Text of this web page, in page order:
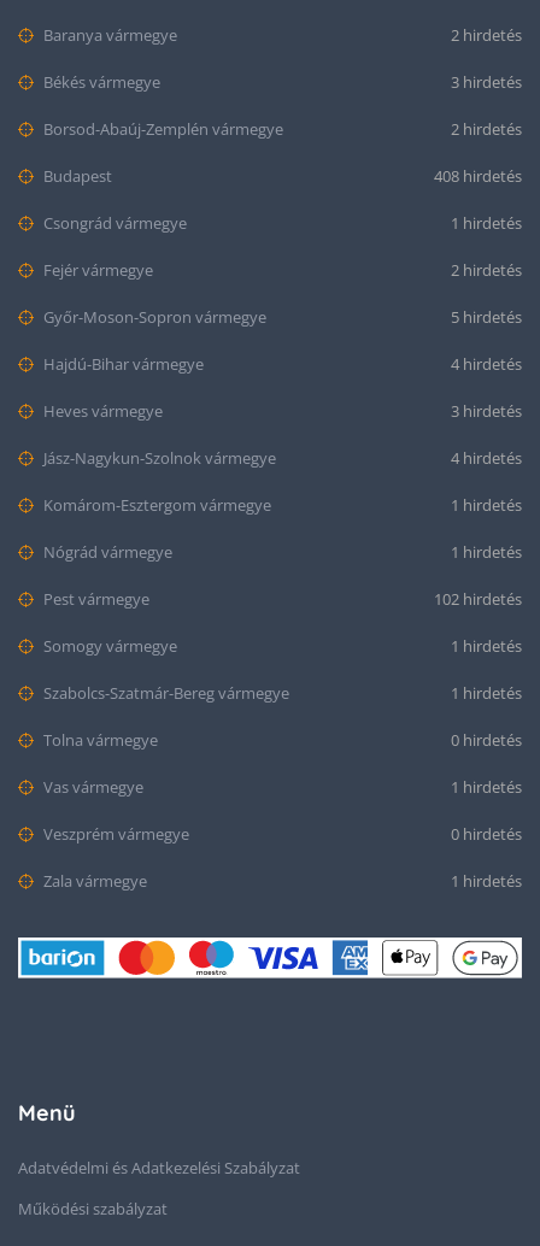
Baranya vármegye 2 hirdetés
Békés vármegye 3 hirdetés
Borsod-Abaúj-Zemplén vármegye 2 hirdetés
Budapest 408 hirdetés
Csongrád vármegye 1 hirdetés
Fejér vármegye 2 hirdetés
Győr-Moson-Sopron vármegye 5 hirdetés
Hajdú-Bihar vármegye 4 hirdetés
Heves vármegye 3 hirdetés
Jász-Nagykun-Szolnok vármegye 4 hirdetés
Komárom-Esztergom vármegye 1 hirdetés
Nógrád vármegye 1 hirdetés
Pest vármegye 102 hirdetés
Somogy vármegye 1 hirdetés
Szabolcs-Szatmár-Bereg vármegye 1 hirdetés
Tolna vármegye 0 hirdetés
Vas vármegye 1 hirdetés
Veszprém vármegye 0 hirdetés
Zala vármegye 1 hirdetés
Menü
Adatvédelmi és Adatkezelési Szabályzat
Működési szabályzat